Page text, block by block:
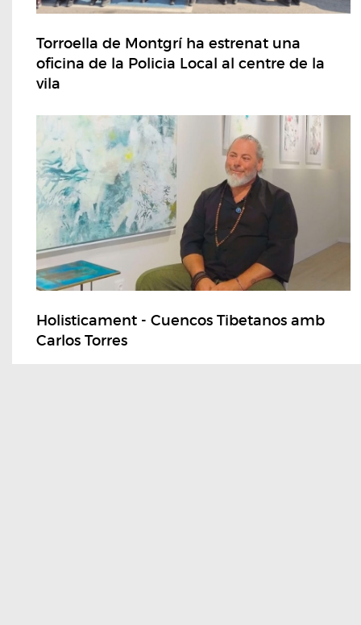
Torroella de Montgrí ha estrenat una
oficina de la Policia Local al centre de la
vila
Holisticament - Cuencos Tibetanos amb
Carlos Torres